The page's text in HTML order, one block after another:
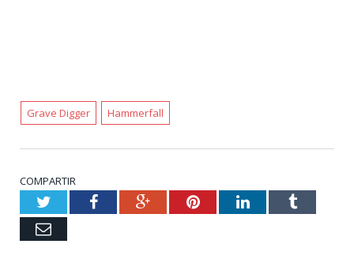
Grave Digger Hammerfall
COMPARTIR
TwitterFacebookGoogle+PinterestLinkedInTumblr
Email